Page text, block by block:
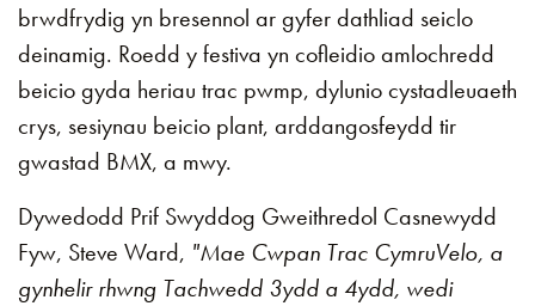
brwdfrydig yn bresennol ar gyfer dathliad seiclo
deinamig. Roedd y festiva yn cofleidio amlochredd
beicio gyda heriau trac pwmp, dylunio cystadleuaeth
crys, sesiynau beicio plant, arddangosfeydd tir
gwastad BMX, a mwy.
Dywedodd Prif Swyddog Gweithredol Casnewydd
Fyw, Steve Ward, "Mae Cwpan Trac CymruVelo, a
gynhelir rhwng Tachwedd 3ydd a 4ydd, wedi